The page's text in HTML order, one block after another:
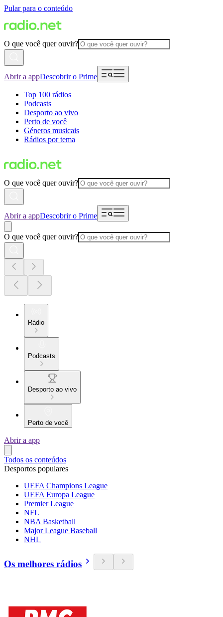
Pular para o conteúdo
O que você quer ouvir?
Abrir a appDescobrir o Prime
Top 100 rádios
Podcasts
Desporto ao vivo
Perto de você
Géneros musicais
Rádios por tema
O que você quer ouvir?
Abrir a appDescobrir o Prime
O que você quer ouvir?
Rádio
Podcasts
Desporto ao vivo
Perto de você
Abrir a app
Todos os conteúdos
Desportos populares
UEFA Champions League
UEFA Europa League
Premier League
NFL
NBA Basketball
Major League Baseball
NHL
Os melhores rádios